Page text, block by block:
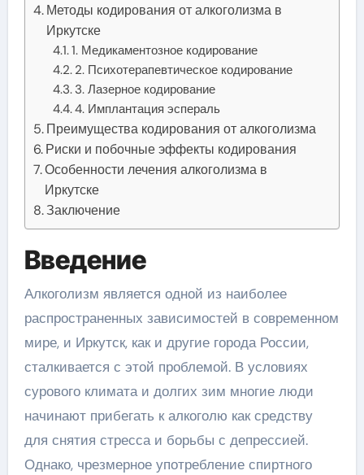
Методы кодирования от алкоголизма в
Иркутске
1. Медикаментозное кодирование
2. Психотерапевтическое кодирование
3. Лазерное кодирование
4. Имплантация эспераль
Преимущества кодирования от алкоголизма
Риски и побочные эффекты кодирования
Особенности лечения алкоголизма в
Иркутске
Заключение
Введение
Алкоголизм является одной из наиболее
распространенных зависимостей в современном
мире, и Иркутск, как и другие города России,
сталкивается с этой проблемой. В условиях
сурового климата и долгих зим многие люди
начинают прибегать к алкоголю как средству
для снятия стресса и борьбы с депрессией.
Однако, чрезмерное употребление спиртного